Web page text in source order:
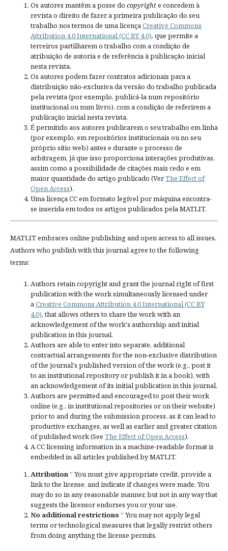
Os autores mantêm a posse do copyrighte concedem à
revista o direito de fazer a primeira publicação do seu
trabalho nos termos de uma licençaCreative Commons
Attribution 4.0 International (CC BY 4.0), que permite a
terceiros partilharem o trabalho com a condição de
atribuição de autoria e de referência à publicação inicial
nesta revista.
Os autores podem fazer contratos adicionais para a
distribuição não-exclusiva da versão do trabalho publicada
pela revista (por exemplo, publicá-la num repositório
institucional ou num livro), com a condição de referirem a
publicação inicial nesta revista.
É permitido aos autores publicarem o seu trabalho em linha
(por exemplo, em repositórios institucionais ou no seu
próprio sítio web) antes e durante o processo de
arbitragem, já que isso proporciona interações produtivas,
assim como a possibilidade de citações mais cedo e em
maior quantidade do artigo publicado (VerThe Effect of
Open Access).
Uma licença CC em formato legível por máquina encontra-
se inserida em todos os artigos publicados pela MATLIT.
MATLIT embraces online publishing and open access to all issues.
Authors who publish with this journal agree to the following
terms:
Authors retain copyright and grant the journal right of first
publication with the work simultaneously licensed under
aCreative Commons Attribution 4.0 International (CC BY
4.0), that allows others to share the work with an
acknowledgement of the work's authorship and initial
publication in this journal.
Authors are able to enter into separate, additional
contractual arrangements for the non-exclusive distribution
of the journal's published version of the work (e.g., post it
to an institutional repository or publish it in a book), with
an acknowledgement of its initial publication in this journal.
Authors are permitted and encouraged to post their work
online (e.g., in institutional repositories or on their website)
prior to and during the submission process, as it can lead to
productive exchanges, as well as earlier and greater citation
of published work (See The Effect of Open Access).
A CC licensing information in a machine-readable format is
embedded in all articles published by MATLIT.
Attribution ” You must give appropriate credit, provide a
link to the license, and indicate if changes were made. You
may do so in any reasonable manner, but not in any way that
suggests the licensor endorses you or your use.
No additional restrictions ” You may not apply legal
terms ortechnological measuresthat legally restrict others
from doing anything the license permits.